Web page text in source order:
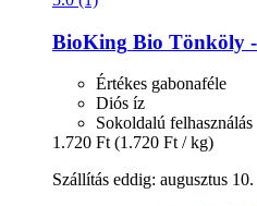
BioKing Bio Tönköly -​
Értékes gabonaféle
Diós íz
Sokoldalú felhasználás
1.720 Ft (1.720 Ft / kg)
Szállítás eddig: augusztus 10.